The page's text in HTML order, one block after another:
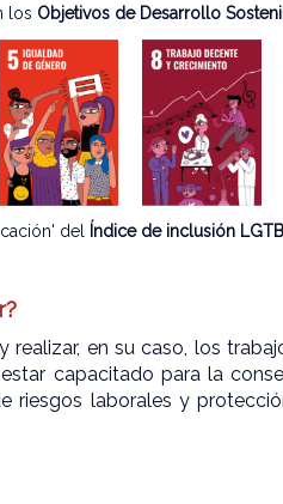
los Objetivos de Desarrollo
del Índice de inclusión
realizar, en su caso, los
capacitado para la
riesgos laborales y